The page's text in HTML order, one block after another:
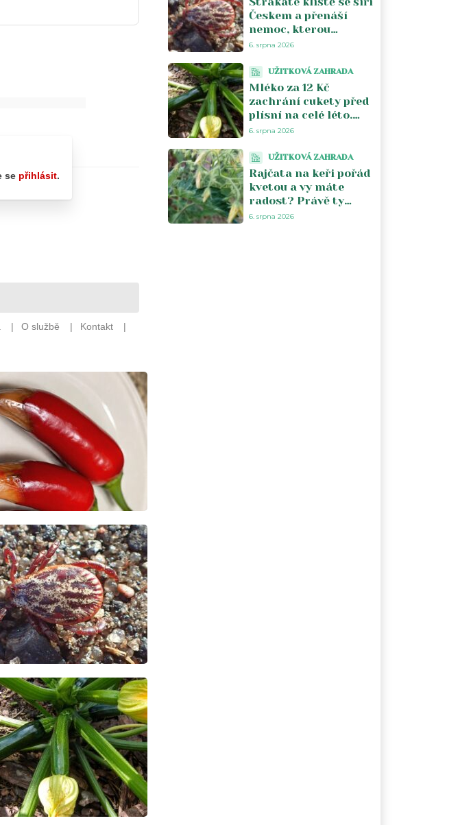
Českem a přenáší
nemoc, kterou
většina lékařů nezná.
na Moravě
6. srpna 2026
UŽITKOVÁ ZAHRADA
Mléko za 12 Kč
zachrání cukety před
plísní na celé léto.
Stačí jeden postřik
zdvojnásobí
6. srpna 2026
UŽITKOVÁ ZAHRADA
Rajčata na keři pořád
kvetou a vy máte
radost? Právě ty
květy vám kradou
6. srpna 2026